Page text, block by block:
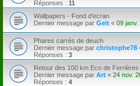
Réponses : 11
Wallpapers - Fond d'ecran
Dernier message par Geit « 09 janv.
Phares carrés de deuch
Dernier message par christophe78
Réponses : 3
Retour des 100 km Eco de Ferrières
Dernier message par Art « 24 nov.
Réponses : 4